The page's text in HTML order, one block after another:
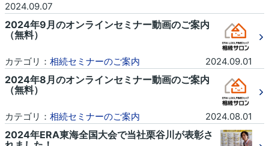
2024.09.07
2024年9月のオンラインセミナー動画のご案内
（無料）
カテゴリ： 相続セミナーのご案内 2024.09.01
2024年8月のオンラインセミナー動画のご案内
（無料）
カテゴリ： 相続セミナーのご案内 2024.08.01
2024年ERA東海全国大会で当社栗谷川が表彰さ